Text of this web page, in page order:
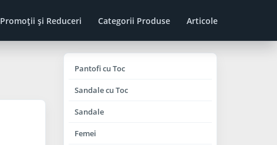
Promoţii şi Reduceri Categorii Produse Articole
Pantofi cu Toc
Sandale cu Toc
Sandale
Femei